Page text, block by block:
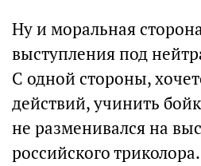
Ну и моральная
выступления под
С одной стороны,
действий, учинить
не разменивался на
российского